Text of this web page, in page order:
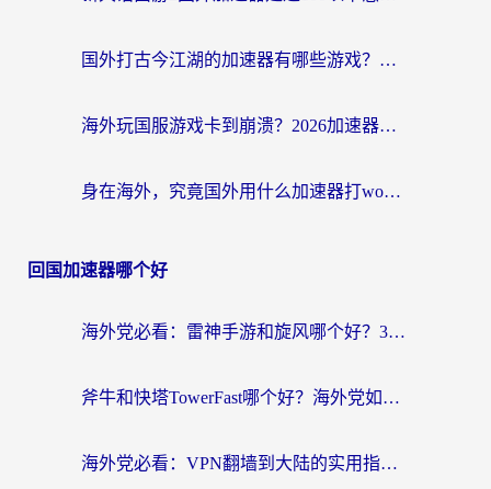
国外打古今江湖的加速器有哪些游戏？一个海外玩家的终极选择指南
海外玩国服游戏卡到崩溃？2026加速器免费推荐+实用指南（亲测有效）
身在海外，究竟国外用什么加速器打wow好？
回国加速器哪个好
海外党必看：雷神手游和旋风哪个好？3分钟选对回国加速器，无缝刷国内剧玩游戏
斧牛和快塔TowerFast哪个好？海外党如何选对回国加速器
海外党必看：VPN翻墙到大陆的实用指南——从看CCTV5到选加速器，一篇全搞定